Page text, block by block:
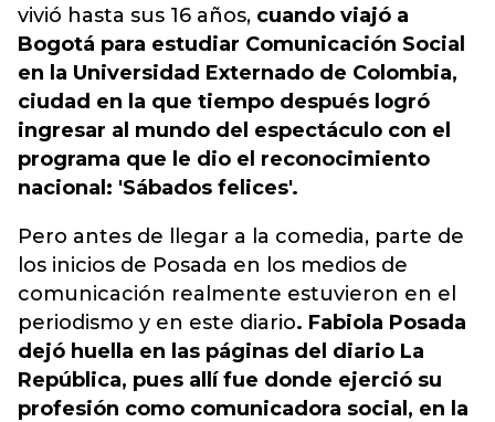
vivió hasta sus 16 años, cuando viajó a
Bogotá para estudiar Comunicación Social
en la Universidad Externado de Colombia,
ciudad en la que tiempo después logró
ingresar al mundo del espectáculo con el
programa que le dio el reconocimiento
nacional: 'Sábados felices'.
Pero antes de llegar a la comedia, parte de
los inicios de Posada en los medios de
comunicación realmente estuvieron en el
periodismo y en este diario. Fabiola Posada
dejó huella en las páginas del diario La
República, pues allí fue donde ejerció su
profesión como comunicadora social, en la